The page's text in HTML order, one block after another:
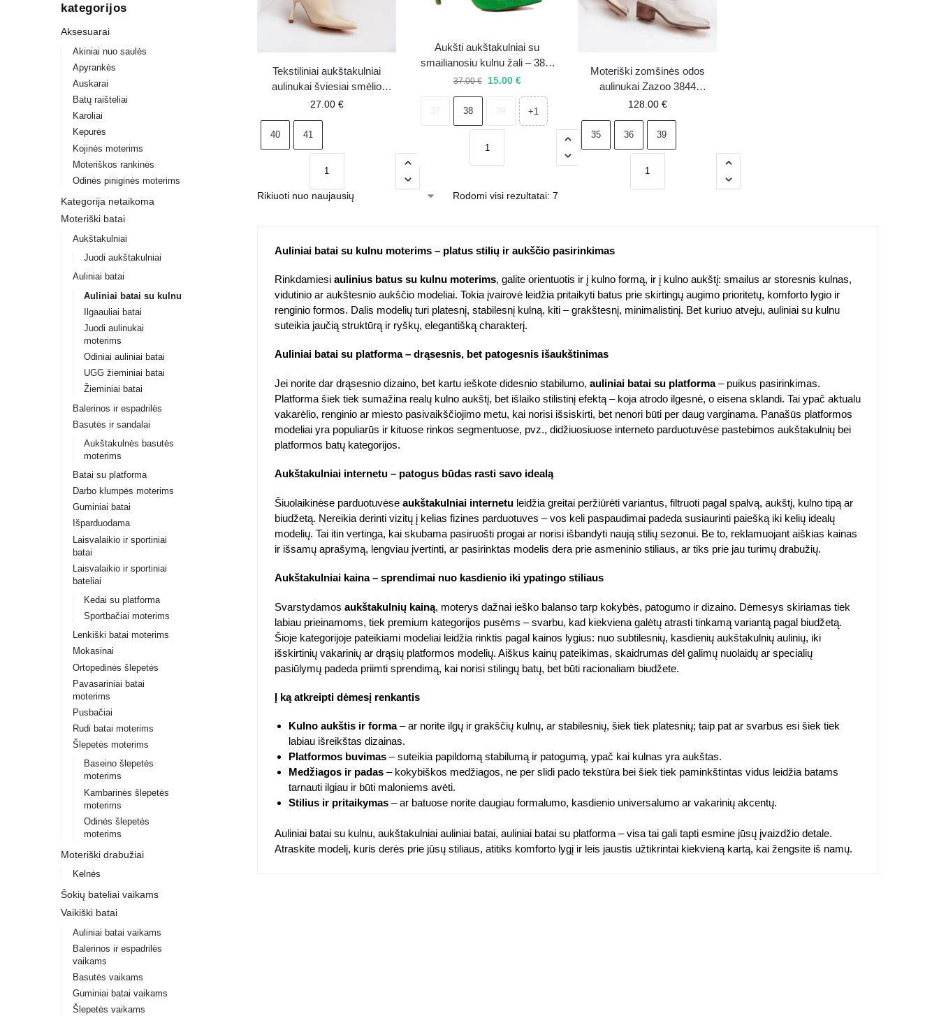
Tekstiliniai aukštakulniai
aulinukai šviesiai smėlio
spalvos Amune
27.00 €
40 41
Aukšti aukštakulniai su
smailianosiu kulnu žali – 38 –
išpardavimas
37.00€ 15.00 €
38 +1
Moteriški zomšinės odos
aulinukai Zazoo 3844
aukštakulniai perforuoti
128.00 €
35 36 39
Rodomi visi rezultatai: 7
Auliniai batai su kulnu moterims – platus stilių ir aukščio pasirinkimas
Rinkdamiesi aulinius batus su kulnu moterims, galite orientuotis ir į kulno formą, ir į kulno aukštį: smailus ar storesnis kulnas,
vidutinio ar aukštesnio aukščio modeliai. Tokia įvairovė leidžia pritaikyti batus prie skirtingų augimo prioritetų, komforto lygio ir
renginio formos. Dalis modelių turi platesnį, stabilesnį kulną, kiti – grakštesnį, minimalistinį. Bet kuriuo atveju, auliniai su kulnu
suteikia jaučią struktūrą ir ryškų, elegantišką charakterį.
Auliniai batai su platforma – drąsesnis, bet patogesnis išaukštinimas
Jei norite dar drąsesnio dizaino, bet kartu ieškote didesnio stabilumo, auliniai batai su platforma– puikus pasirinkimas.
Platforma šiek tiek sumažina realų kulno aukštį, bet išlaiko stilistinį efektą – koja atrodo ilgesnė, o eisena sklandi. Tai ypač aktualu
vakarėlio, renginio ar miesto pasivaikščiojimo metu, kai norisi išsiskirti, bet nenori būti per daug varginama. Panašūs platformos
modeliai yra populiarūs ir kituose rinkos segmentuose, pvz., didžiuosiuose interneto parduotuvėse pastebimos aukštakulnių bei
platformos batų kategorijos.
Aukštakulniai internetu – patogus būdas rasti savo idealą
Šiuolaikinėse parduotuvėse aukštakulniai internetuleidžia greitai peržiūrėti variantus, filtruoti pagal spalvą, aukštį, kulno tipą ar
biudžetą. Nereikia derinti vizitų į kelias fizines parduotuves – vos keli paspaudimai padeda susiaurinti paiešką iki kelių idealų
modelių. Tai itin vertinga, kai skubama pasiruošti progai ar norisi išbandyti naują stilių sezonui. Be to, reklamuojant aiškias kainas
ir išsamų aprašymą, lengviau įvertinti, ar pasirinktas modelis dera prie asmeninio stiliaus, ar tiks prie jau turimų drabužių.
Aukštakulniai kaina – sprendimai nuo kasdienio iki ypatingo stiliaus
Svarstydamos aukštakulnių kainą, moterys dažnai ieško balanso tarp kokybės, patogumo ir dizaino. Dėmesys skiriamas tiek
labiau prieinamoms, tiek premium kategorijos pusėms – svarbu, kad kiekviena galėtų atrasti tinkamą variantą pagal biudžetą.
Šioje kategorijoje pateikiami modeliai leidžia rinktis pagal kainos lygius: nuo subtilesnių, kasdienių aukštakulnių aulinių, iki
išskirtinių vakarinių ar drąsių platformos modelių. Aiškus kainų pateikimas, skaidrumas dėl galimų nuolaidų ar specialių
pasiūlymų padeda priimti sprendimą, kai norisi stilingų batų, bet būti racionaliam biudžete.
Į ką atkreipti dėmesį renkantis
Kulno aukštis ir forma– ar norite ilgų ir grakščių kulnų, ar stabilesnių, šiek tiek platesnių; taip pat ar svarbus esi šiek tiek
labiau išreikštas dizainas.
Platformos buvimas– suteikia papildomą stabilumą ir patogumą, ypač kai kulnas yra aukštas.
Medžiagos ir padas– kokybiškos medžiagos, ne per slidi pado tekstūra bei šiek tiek paminkštintas vidus leidžia batams
tarnauti ilgiau ir būti maloniems avėti.
Stilius ir pritaikymas– ar batuose norite daugiau formalumo, kasdienio universalumo ar vakarinių akcentų.
Auliniai batai su kulnu, aukštakulniai auliniai batai, auliniai batai su platforma – visa tai gali tapti esmine jūsų įvaizdžio detale.
Atraskite modelį, kuris derės prie jūsų stiliaus, atitiks komforto lygį ir leis jaustis užtikrintai kiekvieną kartą, kai žengsite iš namų.
kategorijos
Aksesuarai
Akiniai nuo saulės
Apyrankės
Auskarai
Batų raišteliai
Karoliai
Kepurės
Kojinės moterims
Moteriškos rankinės
Odinės piniginės moterims
Kategorija netaikoma
Moteriški batai
Aukštakulniai
Juodi aukštakulniai
Auliniai batai
Auliniai batai su kulnu
Ilgaauliai batai
Juodi aulinukai
moterims
Odiniai auliniai batai
UGG žieminiai batai
Žieminiai batai
Balerinos ir espadrilės
Basutės ir sandalai
Aukštakulnės basutės
moterims
Batai su platforma
Darbo klumpės moterims
Guminiai batai
Išparduodama
Laisvalaikio ir sportiniai
batai
Laisvalaikio ir sportiniai
bateliai
Kedai su platforma
Sportbačiai moterims
Lenkiški batai moterims
Mokasinai
Ortopedinės šlepetės
Pavasariniai batai
moterims
Pusbačiai
Rudi batai moterims
Šlepetės moterims
Baseino šlepetės
moterims
Kambarinės šlepetės
moterims
Odinės šlepetės
moterims
Moteriški drabužiai
Kelnės
Šokių bateliai vaikams
Vaikiški batai
Auliniai batai vaikams
Balerinos ir espadrilės
vaikams
Basutės vaikams
Guminiai batai vaikams
Šlepetės vaikams